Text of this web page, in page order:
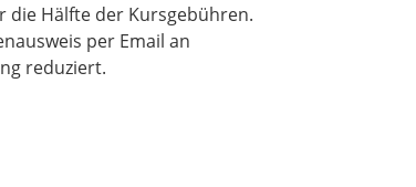
die Hälfte der Kursgebühren.
per Email an
reduziert.